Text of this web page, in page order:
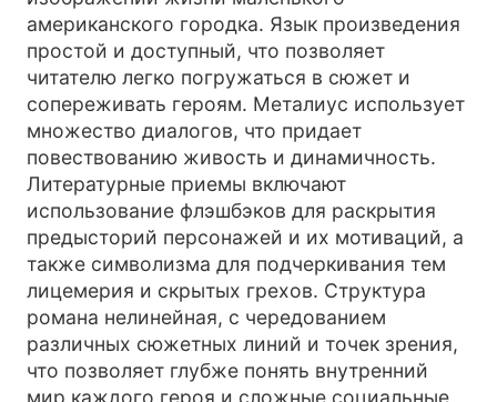
американского городка. Язык произведения
простой и доступный, что позволяет
читателю легко погружаться в сюжет и
сопереживать героям. Металиус использует
множество диалогов, что придает
повествованию живость и динамичность.
Литературные приемы включают
использование флэшбэков для раскрытия
предысторий персонажей и их мотиваций, а
также символизма для подчеркивания тем
лицемерия и скрытых грехов. Структура
романа нелинейная, с чередованием
различных сюжетных линий и точек зрения,
что позволяет глубже понять внутренний
мир каждого героя и сложные социальные